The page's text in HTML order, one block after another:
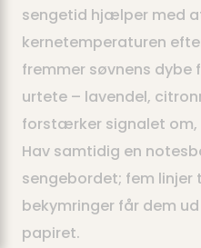
sengetid hjælper med
kernetemperaturen
fremmer søvnens dybe
urtete – lavendel,
forstærker signalet om,
Hav samtidig en
sengebordet; fem linjer
bekymringer får dem
papiret.